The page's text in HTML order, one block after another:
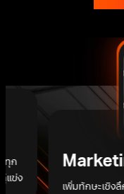
ทุก
แข่ง
เพิ่มทักษะเชิง